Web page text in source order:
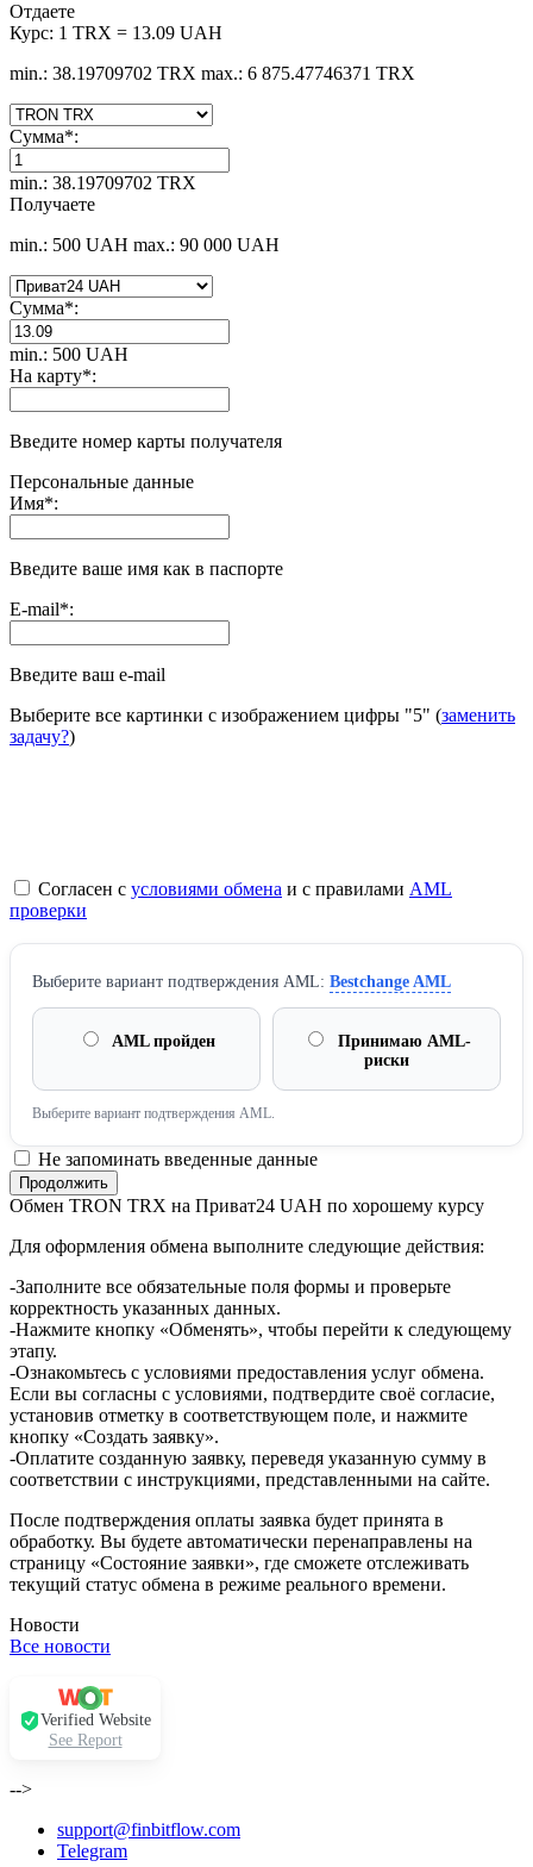
Отдаете
Курс: 1 TRX = 13.09 UAH
min.: 38.19709702 TRX max.: 6 875.47746371 TRX
Сумма*:
min.: 38.19709702 TRX
Получаете
min.: 500 UAH max.: 90 000 UAH
Сумма*:
min.: 500 UAH
На карту*:
Введите номер карты получателя
Персональные данные
Имя*:
Введите ваше имя как в паспорте
E-mail*:
Введите ваш e-mail
Выберите все картинки с изображением цифры "5" (заменить
задачу?)
Согласен с условиями обмена и с правилами AML
проверки
Выберите вариант подтверждения AML: Bestchange AML
AML пройден
Принимаю AML-
риски
Выберите вариант подтверждения AML.
Не запоминать введенные данные
Обмен TRON TRX на Приват24 UAH по хорошему курсу
Для оформления обмена выполните следующие действия:
-Заполните все обязательные поля формы и проверьте
корректность указанных данных.
-Нажмите кнопку «Обменять», чтобы перейти к следующему
этапу.
-Ознакомьтесь с условиями предоставления услуг обмена.
Если вы согласны с условиями, подтвердите своё согласие,
установив отметку в соответствующем поле, и нажмите
кнопку «Создать заявку».
-Оплатите созданную заявку, переведя указанную сумму в
соответствии с инструкциями, представленными на сайте.
После подтверждения оплаты заявка будет принята в
обработку. Вы будете автоматически перенаправлены на
страницу «Состояние заявки», где сможете отслеживать
текущий статус обмена в режиме реального времени.
Новости
Все новости
Verified Website
See Report
-->
support@finbitflow.com
Telegram